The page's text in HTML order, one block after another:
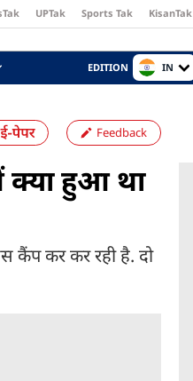
UPTak Sports Tak KisanTak
EDITION IN
Feedback
क्या हुआ था
कैंप कर कर रही है. दो